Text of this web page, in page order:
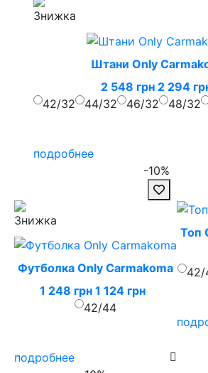
Штани Only
2 548 грн 2 294
42/32
44/32 46/32 48/32
подробнее
-10%
Футболка Only Carmakoma
1 248 грн 1 124 грн
42/44
подробнее
Топ
42/